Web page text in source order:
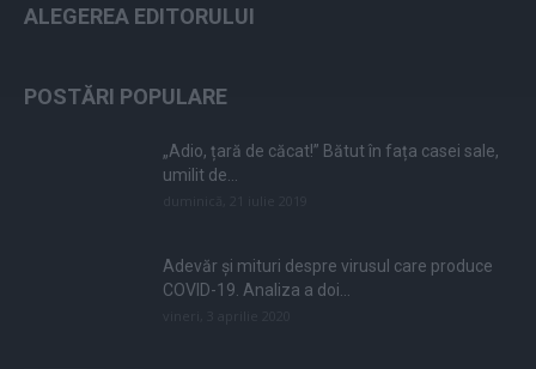
ALEGEREA EDITORULUI
POSTĂRI POPULARE
„Adio, țară de căcat!” Bătut în fața casei sale,
umilit de...
Adevăr și mituri despre virusul care produce
COVID-19. Analiza a doi...